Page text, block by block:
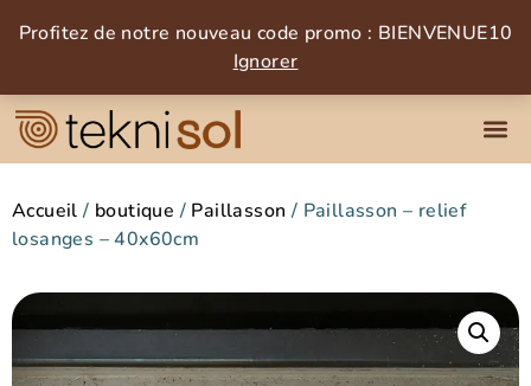
Profitez de notre nouveau code promo : BIENVENUE10
Ignorer
Accueil / boutique / Paillasson / Paillasson – relief
losanges – 40x60cm